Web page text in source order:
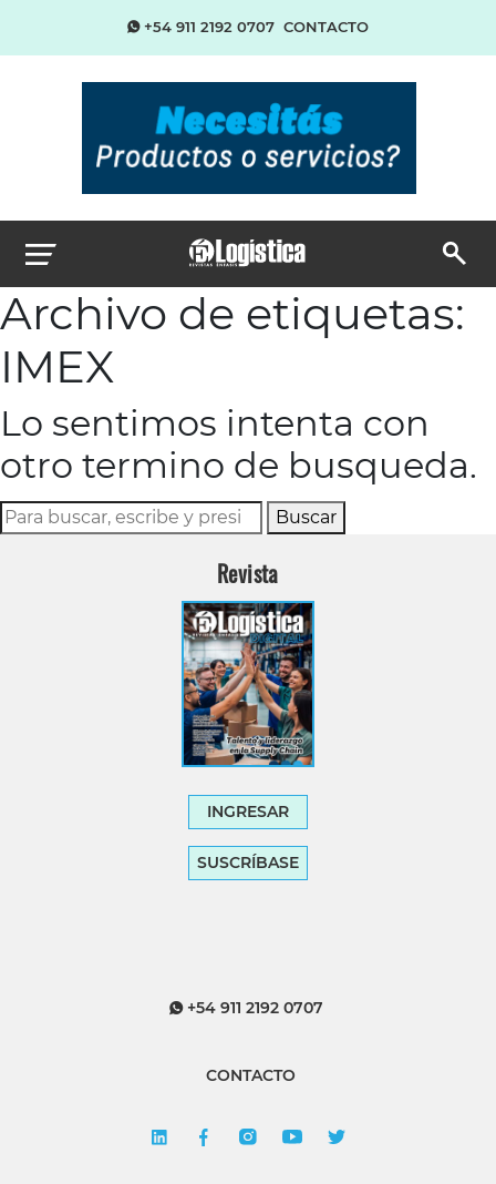
+54 911 2192 0707 CONTACTO
Archivo de etiquetas:
IMEX
Lo sentimos intenta con
otro termino de busqueda.
Buscar
Revista
INGRESAR
SUSCRÍBASE
+54 911 2192 0707
CONTACTO